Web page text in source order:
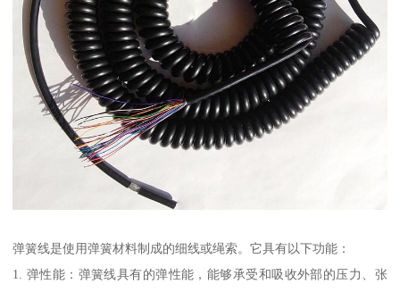
弹簧线是使用弹簧材料制成的细线或绳索。它具有以下功能：
1. 弹性能：弹簧线具有的弹性能，能够承受和吸收外部的压力、张